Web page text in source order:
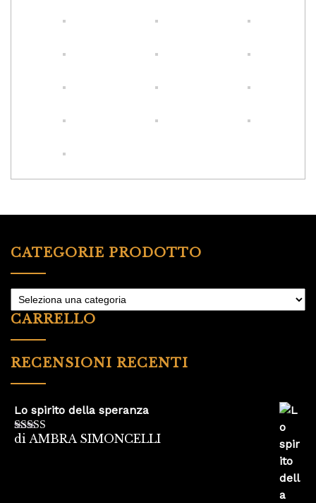
CATEGORIE PRODOTTO
CARRELLO
RECENSIONI RECENTI
Lo spirito della speranza
Valutato5su
di AMBRA SIMONCELLI